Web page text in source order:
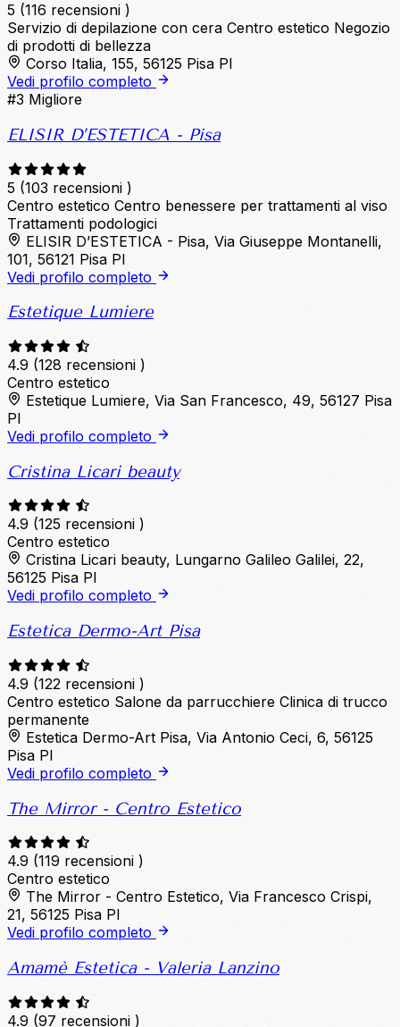
5 (116 recensioni )
Servizio di depilazione con cera Centro estetico Negozio
di prodotti di bellezza
Corso Italia, 155, 56125 Pisa PI
Vedi profilo completo
#3 Migliore
ELISIR D’ESTETICA - Pisa
5 (103 recensioni )
Centro estetico Centro benessere per trattamenti al viso
Trattamenti podologici
ELISIR D’ESTETICA - Pisa, Via Giuseppe Montanelli,
101, 56121 Pisa PI
Vedi profilo completo
Estetique Lumiere
4.9 (128 recensioni )
Centro estetico
Estetique Lumiere, Via San Francesco, 49, 56127 Pisa
PI
Vedi profilo completo
Cristina Licari beauty
4.9 (125 recensioni )
Centro estetico
Cristina Licari beauty, Lungarno Galileo Galilei, 22,
56125 Pisa PI
Vedi profilo completo
Estetica Dermo-Art Pisa
4.9 (122 recensioni )
Centro estetico Salone da parrucchiere Clinica di trucco
permanente
Estetica Dermo-Art Pisa, Via Antonio Ceci, 6, 56125
Pisa PI
Vedi profilo completo
The Mirror - Centro Estetico
4.9 (119 recensioni )
Centro estetico
The Mirror - Centro Estetico, Via Francesco Crispi,
21, 56125 Pisa PI
Vedi profilo completo
Amamè Estetica - Valeria Lanzino
4.9 (97 recensioni )